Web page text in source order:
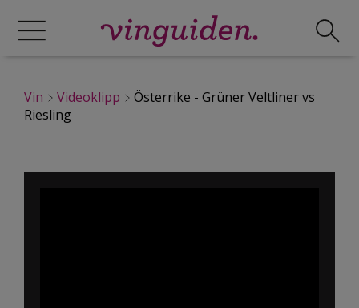
Vin Videoklipp
Österrike - Grüner Veltliner vs
Riesling